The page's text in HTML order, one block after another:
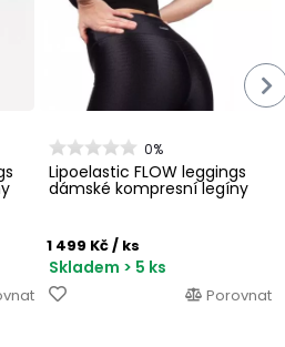
0%
Lipoelastic FLOW leggings
dámské kompresní legíny
1 499 Kč/ ks
Skladem > 5 ks
Porovnat